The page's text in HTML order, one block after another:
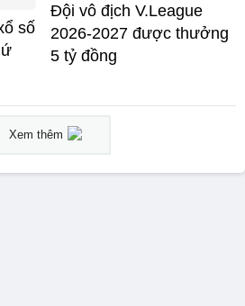
số
Đội vô địch V.League
2026-2027 được thưởng
5 tỷ đồng
Xem thêm